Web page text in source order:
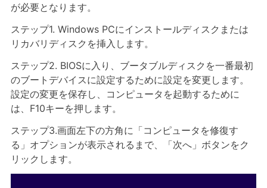
が必要となります。
ステップ1. Windows PCにインストールディスクまたは
リカバリディスクを挿入します。
ステップ2. BIOSに入り、ブータブルディスクを一番最初
のブートデバイスに設定するために設定を変更します。
設定の変更を保存し、コンピュータを起動するために
は、F10キーを押します。
ステップ3.画面左下の方角に「コンピュータを修復す
る」オプションが表示されるまで、「次へ」ボタンをク
リックします。